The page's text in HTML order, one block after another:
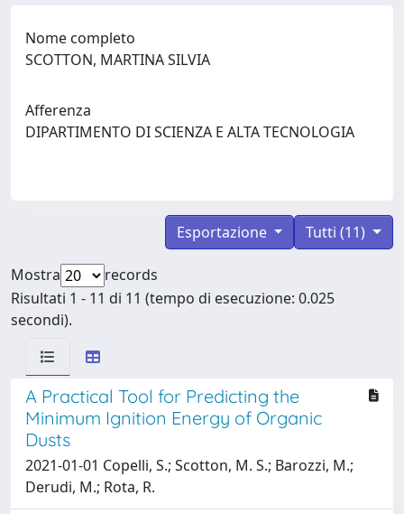
Nome completo
SCOTTON, MARTINA SILVIA
Afferenza
DIPARTIMENTO DI SCIENZA E ALTA TECNOLOGIA
Tutti (11)
Esportazione
Mostra
records
Risultati 1 - 11 di 11 (tempo di esecuzione: 0.025
secondi).
A Practical Tool for Predicting the
Minimum Ignition Energy of Organic
Dusts
2021-01-01 Copelli, S.; Scotton, M. S.; Barozzi, M.;
Derudi, M.; Rota, R.